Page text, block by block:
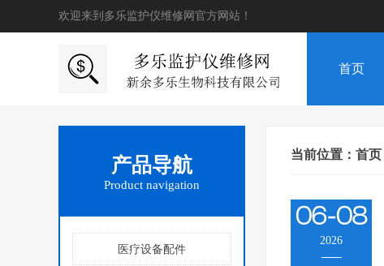
欢迎来到多乐监护仪维修网官方网站！
首页
产品导航
Product navigation
医疗设备配件
当前位置： 首页
06-08
2026